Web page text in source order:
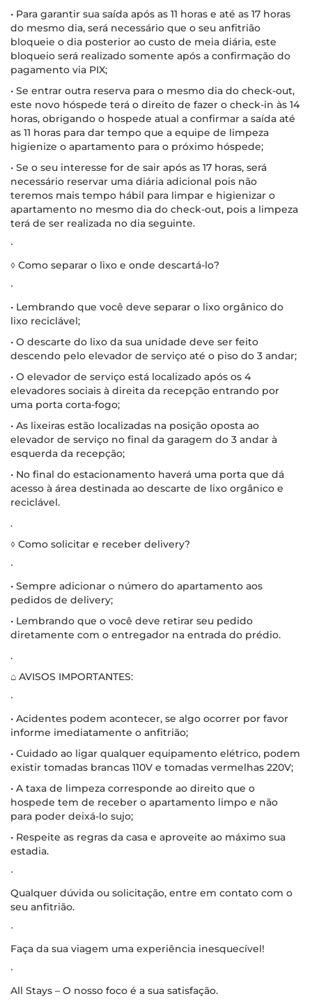
• Para garantir sua saída após as 11 horas e até as 17 horas
do mesmo dia, será necessário que o seu anfitrião
bloqueie o dia posterior ao custo de meia diária, este
bloqueio será realizado somente após a confirmação do
pagamento via PIX;
• Se entrar outra reserva para o mesmo dia do check-out,
este novo hóspede terá o direito de fazer o check-in às 14
horas, obrigando o hospede atual a confirmar a saída até
as 11 horas para dar tempo que a equipe de limpeza
higienize o apartamento para o próximo hóspede;
• Se o seu interesse for de sair após as 17 horas, será
necessário reservar uma diária adicional pois não
teremos mais tempo hábil para limpar e higienizar o
apartamento no mesmo dia do check-out, pois a limpeza
terá de ser realizada no dia seguinte.
∙
◊ Como separar o lixo e onde descartá-lo?
∙
• Lembrando que você deve separar o lixo orgânico do
lixo reciclável;
• O descarte do lixo da sua unidade deve ser feito
descendo pelo elevador de serviço até o piso do 3 andar;
• O elevador de serviço está localizado após os 4
elevadores sociais à direita da recepção entrando por
uma porta corta-fogo;
• As lixeiras estão localizadas na posição oposta ao
elevador de serviço no final da garagem do 3 andar à
esquerda da recepção;
• No final do estacionamento haverá uma porta que dá
acesso à área destinada ao descarte de lixo orgânico e
reciclável.
.
◊ Como solicitar e receber delivery?
∙
• Sempre adicionar o número do apartamento aos
pedidos de delivery;
• Lembrando que o você deve retirar seu pedido
diretamente com o entregador na entrada do prédio.
.
⌂ AVISOS IMPORTANTES:
∙
• Acidentes podem acontecer, se algo ocorrer por favor
informe imediatamente o anfitrião;
• Cuidado ao ligar qualquer equipamento elétrico, podem
existir tomadas brancas 110V e tomadas vermelhas 220V;
• A taxa de limpeza corresponde ao direito que o
hospede tem de receber o apartamento limpo e não
para poder deixá-lo sujo;
• Respeite as regras da casa e aproveite ao máximo sua
estadia.
∙
Qualquer dúvida ou solicitação, entre em contato com o
seu anfitrião.
∙
Faça da sua viagem uma experiência inesquecível!
∙
All Stays – O nosso foco é a sua satisfação.